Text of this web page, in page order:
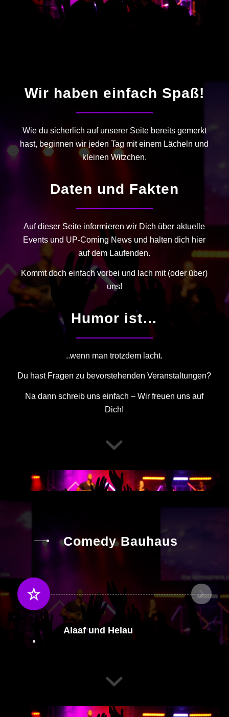
Wir haben einfach Spaß!
Wie du sicherlich auf unserer Seite bereits gemerkt
hast, beginnen wir jeden Tag mit einem Lächeln und
kleinen Witzchen.
Daten und Fakten
Auf dieser Seite informieren wir Dich über aktuelle
Events und UP-Coming News und halten dich hier
auf dem Laufenden.
Kommt doch einfach vorbei und lach mit (oder über)
uns!
Humor ist…
..wenn man trotzdem lacht.
Du hast Fragen zu bevorstehenden Veranstaltungen?
Na dann schreib uns einfach – Wir freuen uns auf
Dich!
Comedy Bauhaus
Alaaf und Helau